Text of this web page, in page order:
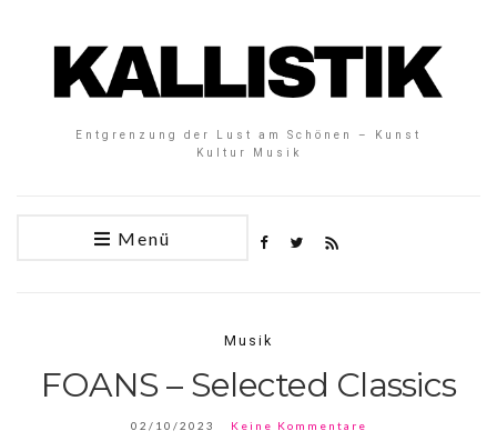
Entgrenzung der Lust am Schönen – Kunst
Kultur Musik
Menü
Musik
FOANS – Selected Classics
02/10/2023 Keine Kommentare